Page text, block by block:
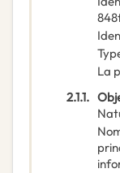
La
2.1.1.